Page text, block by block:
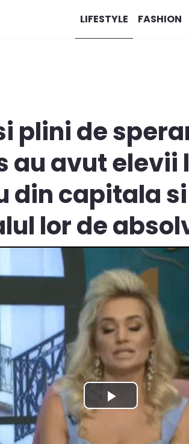
LIFESTYLE FASHION
plini de
au avut
din capitala
lor de